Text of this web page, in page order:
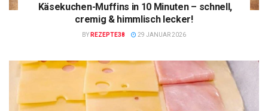
Käsekuchen-Muffins in 10 Minuten – schnell,
cremig & himmlisch lecker!
BY REZEPTE38 29 JANUAR 2026